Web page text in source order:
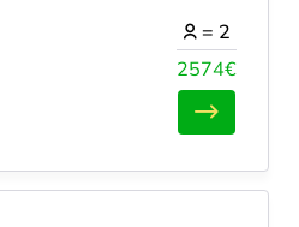
2574€
= 2